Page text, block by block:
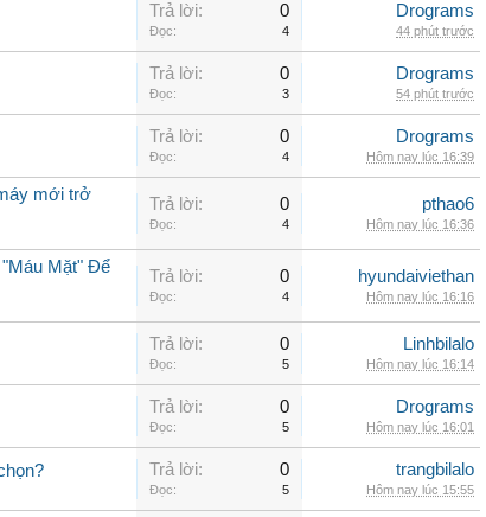
Trả lời: 0
Đọc: 4
Drograms
44 phút trước
Trả lời: 0
Đọc: 3
Drograms
54 phút trước
Trả lời: 0
Đọc: 4
Drograms
Hôm nay lúc 16:39
mới trở
Trả lời: 0
Đọc: 4
pthao6
Hôm nay lúc 16:36
Mặt" Để
Trả lời: 0
Đọc: 4
hyundaiviethan
Hôm nay lúc 16:16
Trả lời: 0
Đọc: 5
Linhbilalo
Hôm nay lúc 16:14
Trả lời: 0
Đọc: 5
Drograms
Hôm nay lúc 16:01
Trả lời: 0
Đọc: 5
trangbilalo
Hôm nay lúc 15:55